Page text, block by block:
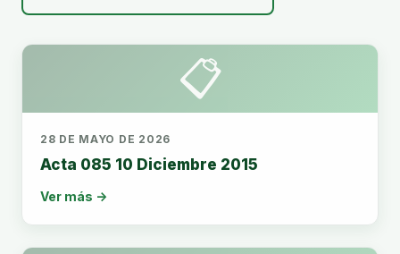
📋
28 DE MAYO DE 2026
Acta 085 10 Diciembre 2015
Ver más →